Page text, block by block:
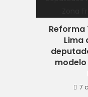
Reforma
Lima
7